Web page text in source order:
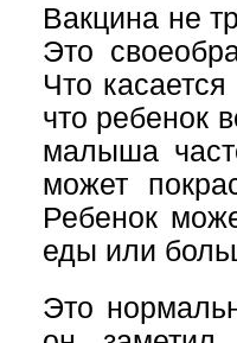
Вакцина не
Это
Что
что ребенок
малыша
может
Ребенок
еды или
Это